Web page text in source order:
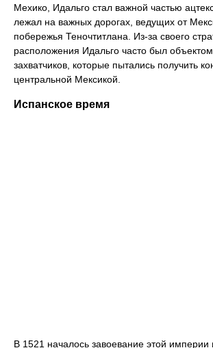
Мехико, Идальго стал важной частью
лежал на важных дорогах, ведущих от
побережья Теночтитлана. Из-за своего
расположения Идальго часто был
захватчиков, которые пытались получить
центральной Мексикой.
Испанское время
В 1521 началось завоевание этой империи